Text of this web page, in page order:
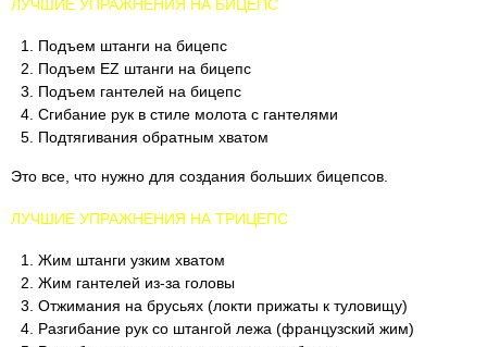
ЛУЧШИЕ УПРАЖНЕНИЯ НА БИЦЕПС
Подъем штанги на бицепс
Подъем EZ штанги на бицепс
Подъем гантелей на бицепс
Сгибание рук в стиле молота с гантелями
Подтягивания обратным хватом
Это все, что нужно для создания больших бицепсов.
ЛУЧШИЕ УПРАЖНЕНИЯ НА ТРИЦЕПС
Жим штанги узким хватом
Жим гантелей из-за головы
Отжимания на брусьях (локти прижаты к туловищу)
Разгибание рук со штангой лежа (французский жим)